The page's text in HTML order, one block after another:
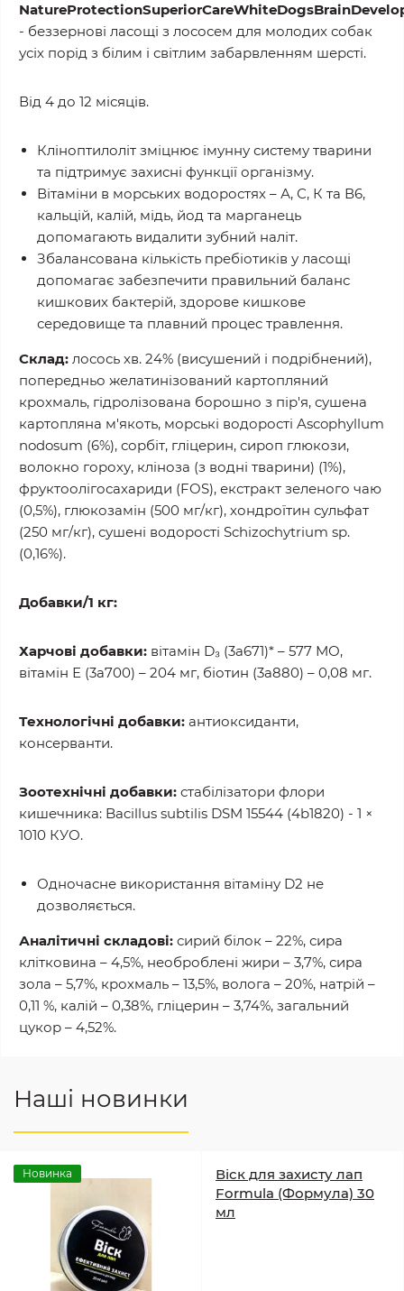
NatureProtectionSuperiorCareWhiteDogsBrain
- беззернові ласощі з лососем для молодих собак
усіх порід з білим і світлим забарвленням шерсті.
Від 4 до 12 місяців.
Кліноптилоліт зміцнює імунну систему тварини
та підтримує захисні функції організму.
Вітаміни в морських водоростях – А, С, К та В6,
кальцій, калій, мідь, йод та марганець
допомагають видалити зубний наліт.
Збалансована кількість пребіотиків у ласощі
допомагає забезпечити правильний баланс
кишкових бактерій, здорове кишкове
середовище та плавний процес травлення.
Склад: лосось хв. 24% (висушений і подрібнений),
попередньо желатинізований картопляний
крохмаль, гідролізована борошно з пір'я, сушена
картопляна м'якоть, морські водорості Ascophyllum
nodosum (6%), сорбіт, гліцерин, сироп глюкози,
волокно гороху, кліноза (з водні тварини) (1%),
фруктоолігосахариди (FOS), екстракт зеленого чаю
(0,5%), глюкозамін (500 мг/кг), хондроїтин сульфат
(250 мг/кг), сушені водорості Schizochytrium sp.
(0,16%).
Добавки/1 кг:
Харчові добавки: вітамін D₃ (3a671)* – 577 МО,
вітамін Е (3a700) – 204 мг, біотин (3a880) – 0,08 мг.
Технологічні добавки: антиоксиданти,
консерванти.
Зоотехнічні добавки: стабілізатори флори
кишечника: Bacillus subtilis DSM 15544 (4b1820) - 1 ×
1010 КУО.
Одночасне використання вітаміну D2 не
дозволяється.
Аналітичні складові: сирий білок – 22%, сира
клітковина – 4,5%, необроблені жири – 3,7%, сира
зола – 5,7%, крохмаль – 13,5%, волога – 20%, натрій –
0,11 %, калій – 0,38%, гліцерин – 3,74%, загальний
цукор – 4,52%.
Наші новинки
Новинка
Віск для захисту лап
Formula (Формула) 30
мл